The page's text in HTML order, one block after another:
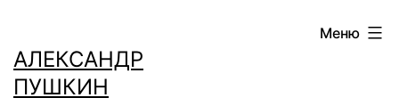
содержимому
АЛЕКСАНДР
ПУШКИН
Меню